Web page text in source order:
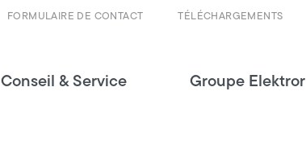
TÉLÉCHARGEMENTS
FORMULAIRE DE CONTACT
Conseil & Service Groupe Elektror